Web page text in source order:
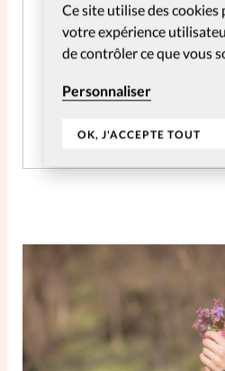
Ce site utilise des
votre expérience
de contrôler ce que vous
Personnaliser
OK, J'ACCEPTE TOUT
Abonnement
CHF
Accès à tout le contenu
JE